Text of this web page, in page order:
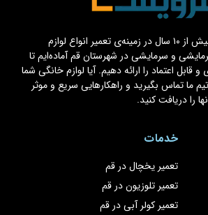
با تخصص و تجربه‌ی بیش از ۱۰ سال در زمینه‌ی تعمیر انواع لوازم
و سرمایشی در شهرستان قم آماده‌ایم تا
قابل اعتماد را ارائه دهیم. آیا لوازم خانگی شما
تیم ما تماس بگیرید و راهکارهایی سریع و موثر
را دریافت کنید.
خدمات
تعمیر یخچال در قم
تعمیر تلوزیون در قم
تعمیر کولر آبی در قم